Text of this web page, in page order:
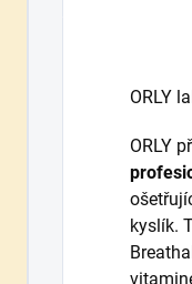
ORLY
ORLY
kyslík.